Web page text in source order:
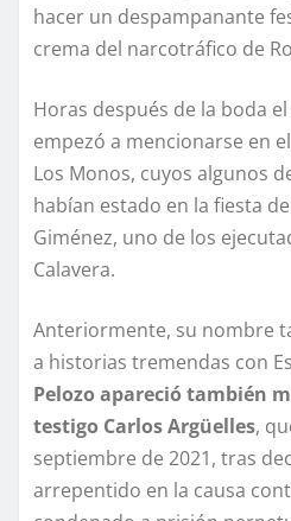
hacer un despampanante
crema del narcotráfico de
Horas después de la boda
empezó a mencionarse en
Los Monos, cuyos algunos
habían estado en la fiesta
Giménez, uno de los
Calavera.
Anteriormente, su nombre
a historias tremendas con
Pelozo apareció también
testigo Carlos Argüelles,
septiembre de 2021, tras
arrepentido en la causa